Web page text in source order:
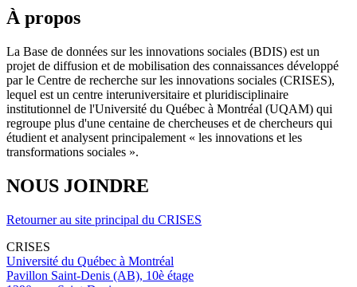
À propos
La Base de données sur les innovations sociales (BDIS) est un
projet de diffusion et de mobilisation des connaissances développé
par le Centre de recherche sur les innovations sociales (CRISES),
lequel est un centre interuniversitaire et pluridisciplinaire
institutionnel de l'Université du Québec à Montréal (UQAM) qui
regroupe plus d'une centaine de chercheuses et de chercheurs qui
étudient et analysent principalement « les innovations et les
transformations sociales ».
NOUS JOINDRE
Retourner au site principal du CRISES
CRISES
Université du Québec à Montréal
Pavillon Saint-Denis (AB), 10è étage